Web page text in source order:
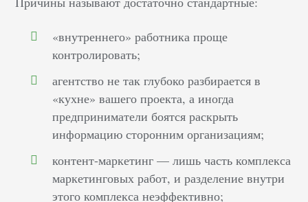
«внутреннего» работника проще
контролировать;
агентство не так глубоко разбирается в
«кухне» вашего проекта, а иногда
предприниматели боятся раскрыть
информацию сторонним организациям;
контент-маркетинг — лишь часть комплекса
маркетинговых работ, и разделение внутри
этого комплекса неэффективно;